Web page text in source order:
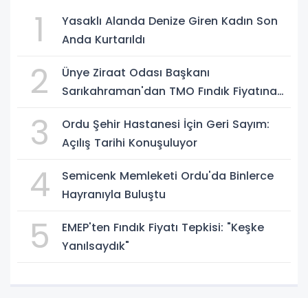
1
Yasaklı Alanda Denize Giren Kadın Son
Anda Kurtarıldı
2
Ünye Ziraat Odası Başkanı
Sarıkahraman'dan TMO Fındık Fiyatına
3
Ordu Şehir Hastanesi İçin Geri Sayım:
Açılış Tarihi Konuşuluyor
4
Semicenk Memleketi Ordu'da Binlerce
Hayranıyla Buluştu
5
EMEP'ten Fındık Fiyatı Tepkisi: "Keşke
Yanılsaydık"